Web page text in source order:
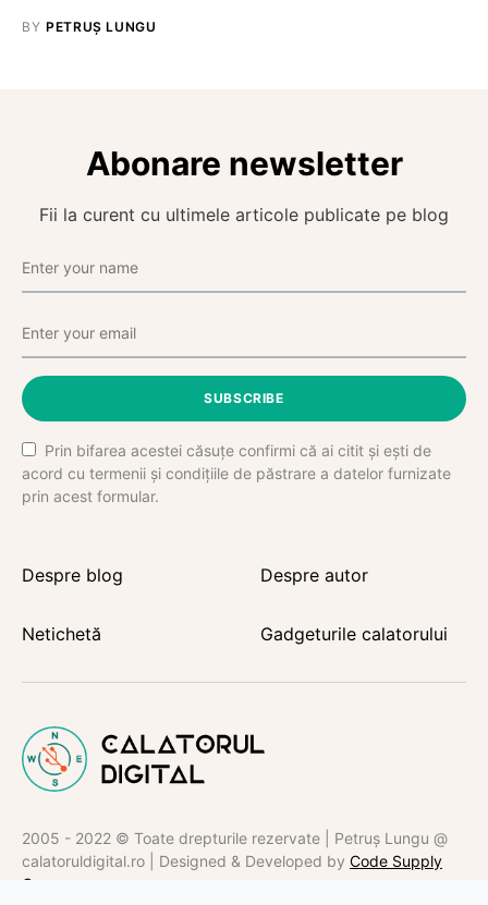
BY PETRUȘ LUNGU
Abonare newsletter
Fii la curent cu ultimele articole publicate pe blog
SUBSCRIBE
Prin bifarea acestei căsuțe confirmi că ai citit și ești de
acord cu termenii și condițiile de păstrare a datelor furnizate
prin acest formular.
Despre blog Despre autor
Netichetă Gadgeturile calatorului
2005 - 2022 © Toate drepturile rezervate | Petruș Lungu @
calatoruldigital.ro | Designed & Developed by Code Supply
Co.